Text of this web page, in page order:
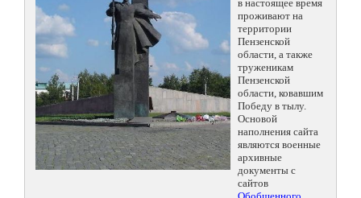
в настоящее время
проживают на
территории
Пензенской
области, а также
труженикам
Пензенской
области, ковавшим
Победу в тылу.
Основой
наполнения сайта
являются военные
архивные
документы с
сайтов